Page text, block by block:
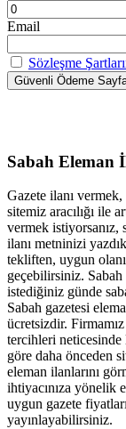
Email
Sözleşme
Sabah Eleman
Gazete ilanı
sitemiz aracılığı ile
vermek istiyorsanız,
ilanı metninizi
tekliften, uygun
geçebilirsiniz.
istediğiniz günde
Sabah gazetesi
ücretsizdir.
tercihleri neticesinde
göre daha önceden
eleman ilanlarını
ihtiyacınıza yönelik
uygun gazete
yayınlayabilirsiniz.